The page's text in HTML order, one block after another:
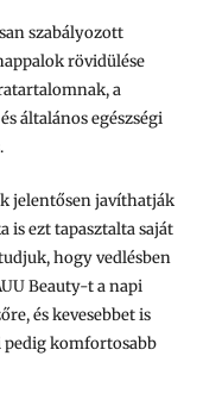
szabályozott
rövidülése
a
általános egészségi
jelentősen javíthatják
is ezt tapasztalta saját
hogy vedlésben
Beauty-t a napi
és kevesebbet is
pedig komfortosabb